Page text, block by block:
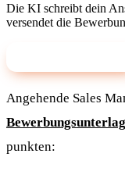
Die KI schreibt dein
versendet die
Angehende Sales
punkten: